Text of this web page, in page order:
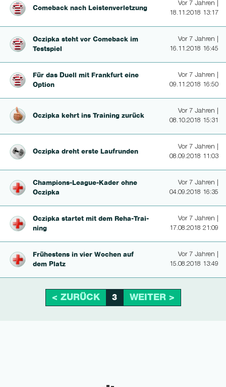
Comeback nach Leis­tenverlet­zung
Vor 7 Jahren |
18.11.2018 13:17
Oczipka steht vor Comeback im
Testspiel
Vor 7 Jahren |
16.11.2018 16:45
Für das Duell mit Frankfurt eine
Option
Vor 7 Jahren |
09.11.2018 16:50
Oczipka kehrt ins Training zurück
Vor 7 Jahren |
08.10.2018 15:31
Oczipka dreht erste Laufrunden
Vor 7 Jahren |
08.09.2018 11:03
Cham­pions-League-Ka­der ohne
Oczipka
Vor 7 Jahren |
04.09.2018 16:35
Oczipka startet mit dem Reha-Trai­
ning
Vor 7 Jahren |
17.08.2018 21:09
Frühestens in vier Wochen auf
dem Platz
Vor 7 Jahren |
15.08.2018 13:49
< ZURÜCK 3 WEITER >